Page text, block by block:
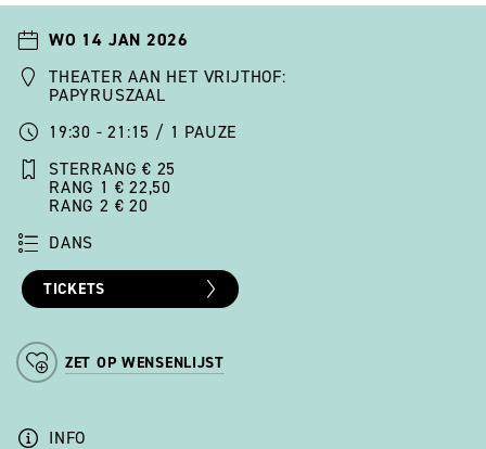
WO 14 JAN 2026
THEATER AAN HET VRIJTHOF:
PAPYRUSZAAL
19:30 - 21:15 / 1 PAUZE
STERRANG € 25
RANG 1 € 22,50
RANG 2 € 20
DANS
TICKETS
ZET OP WENSENLIJST
INFO